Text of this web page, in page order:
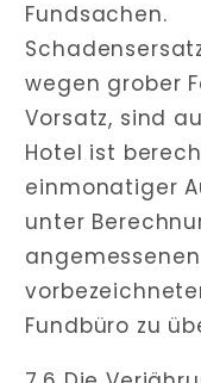
Fundsachen.
wegen grober
Vorsatz, sind
Hotel ist
einmonatiger
unter
Fundbüro zu